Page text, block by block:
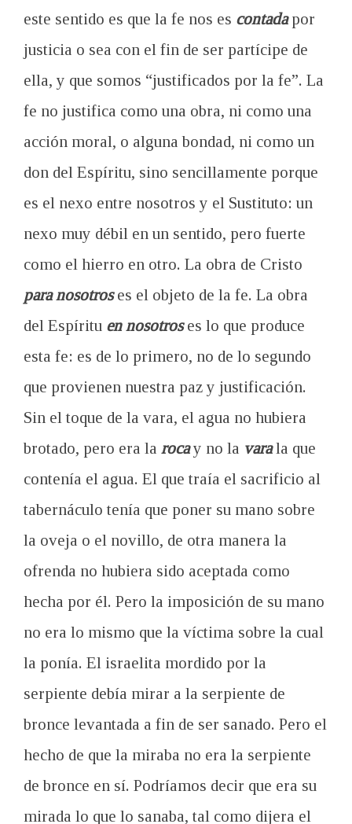
este sentido es que la fe nos es contadapor
justicia o sea con el fin de ser partícipe de
ella, y que somos “justificados por la fe”. La
fe no justifica como una obra, ni como una
acción moral, o alguna bondad, ni como un
don del Espíritu, sino sencillamente porque
es el nexo entre nosotros y el Sustituto: un
nexo muy débil en un sentido, pero fuerte
como el hierro en otro. La obra de Cristo
para nosotroses el objeto de la fe. La obra
del Espíritu en nosotroses lo que produce
esta fe: es de lo primero, no de lo segundo
que provienen nuestra paz y justificación.
Sin el toque de la vara, el agua no hubiera
brotado, pero era la rocay no la varala que
contenía el agua. El que traía el sacrificio al
tabernáculo tenía que poner su mano sobre
la oveja o el novillo, de otra manera la
ofrenda no hubiera sido aceptada como
hecha por él. Pero la imposición de su mano
no era lo mismo que la víctima sobre la cual
la ponía. El israelita mordido por la
serpiente debía mirar a la serpiente de
bronce levantada a fin de ser sanado. Pero el
hecho de que la miraba no era la serpiente
de bronce en sí. Podríamos decir que era su
mirada lo que lo sanaba, tal como dijera el